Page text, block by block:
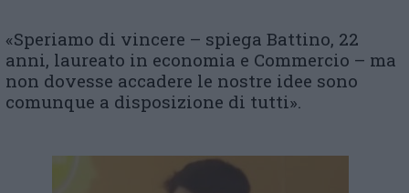
«Speriamo di vincere – spiega Battino, 22
anni, laureato in economia e Commercio – ma
non dovesse accadere le nostre idee sono
comunque a disposizione di tutti».